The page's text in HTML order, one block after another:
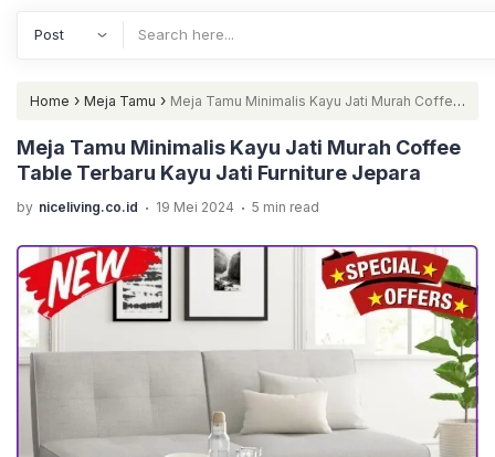
Home › Meja Tamu › Meja Tamu Minimalis Kayu Jati Murah Coffee
Table Terbaru Kayu Jati Furniture Jepara
Meja Tamu Minimalis Kayu Jati Murah Coffee
Table Terbaru Kayu Jati Furniture Jepara
by niceliving.co.id . 19 Mei 2024 . 5 min read